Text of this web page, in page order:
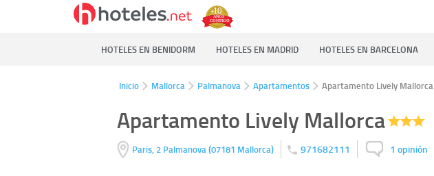
HOTELES EN BENIDORM HOTELES EN MADRID HOTELES EN BARCELONA
Inicio Mallorca Palmanova Apartamentos Apartamento Lively Mallorca
Apartamento Lively Mallorca
Paris, 2 Palmanova(07181 Mallorca) 971682111 1 opinión